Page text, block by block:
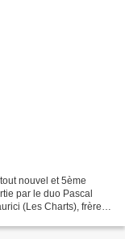
nouvel et 5ème
par le duo Pascal
(Les Charts), frère